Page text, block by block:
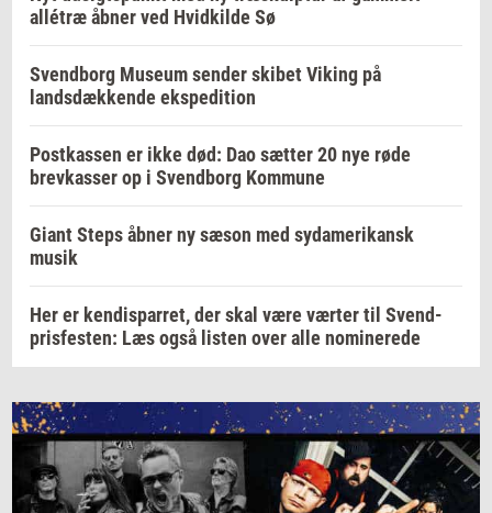
allétræ åbner ved Hvidkilde Sø
Svendborg Museum sender skibet Viking på
landsdækkende ekspedition
Postkassen er ikke død: Dao sætter 20 nye røde
brevkasser op i Svendborg Kommune
Giant Steps åbner ny sæson med sydamerikansk
musik
Her er kendisparret, der skal være værter til Svend-
prisfesten: Læs også listen over alle nominerede